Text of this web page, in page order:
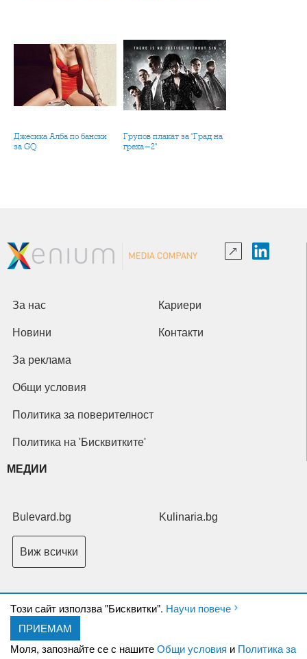
Джесика Алба по бански
за GQ
Групов плакат за "Град на
греха-2"
Tози сайт използва "Бисквитки". Научи повече
ПРИЕМАМ
Моля, запознайте се с нашитеОбщи условия и Политика за
За нас Кариери
Новини Контакти
За реклама
Общи условия
Политика за поверителност
Политика на 'Бисквитките'
МЕДИИ
Bulevard.bg Kulinaria.bg
Виж всички
Copyright © 2026 Ксениум ООД. Всички права запазени.
XeniumCompany.com